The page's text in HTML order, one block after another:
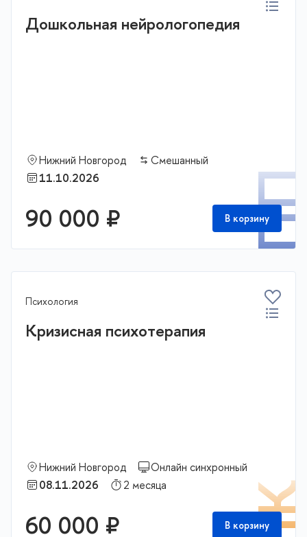
Дошкольная нейрологопедия
Нижний Новгород
Смешанный
11.10.2026
90 000 ₽ В корзину
Психология
Кризисная психотерапия
Нижний Новгород
Онлайн синхронный
08.11.2026
2 месяца
60 000 ₽ В корзину